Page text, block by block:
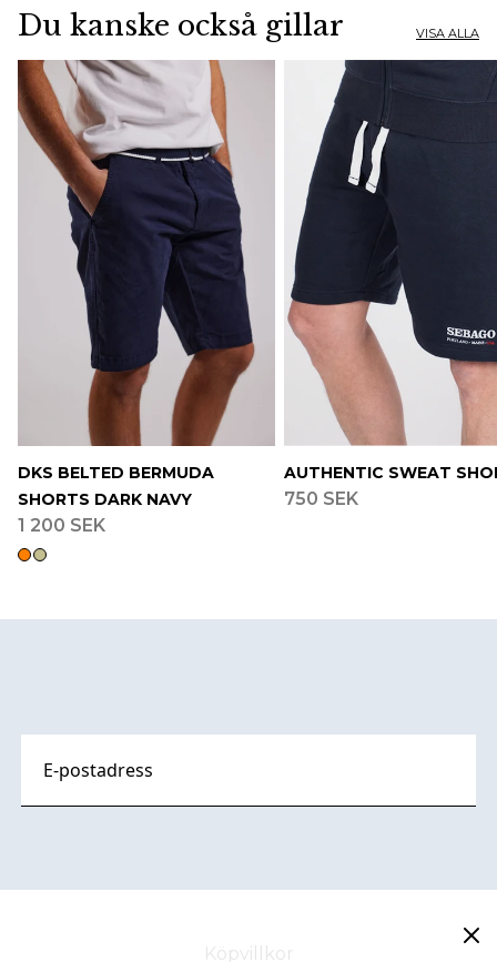
Du kanske också gillar VISA ALLA
DKS BELTED BERMUDA
SHORTS DARK NAVY
1 200 SEK
AUTHENTIC SWEAT
750 SEK
Köpvillkor